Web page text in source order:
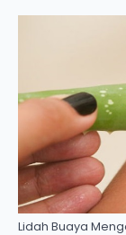
Lidah Buaya